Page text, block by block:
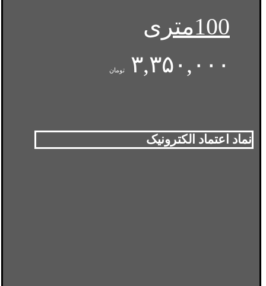
100متری
۳,۳۵۰,۰۰۰
تومان
نماد اعتماد الکترونیک